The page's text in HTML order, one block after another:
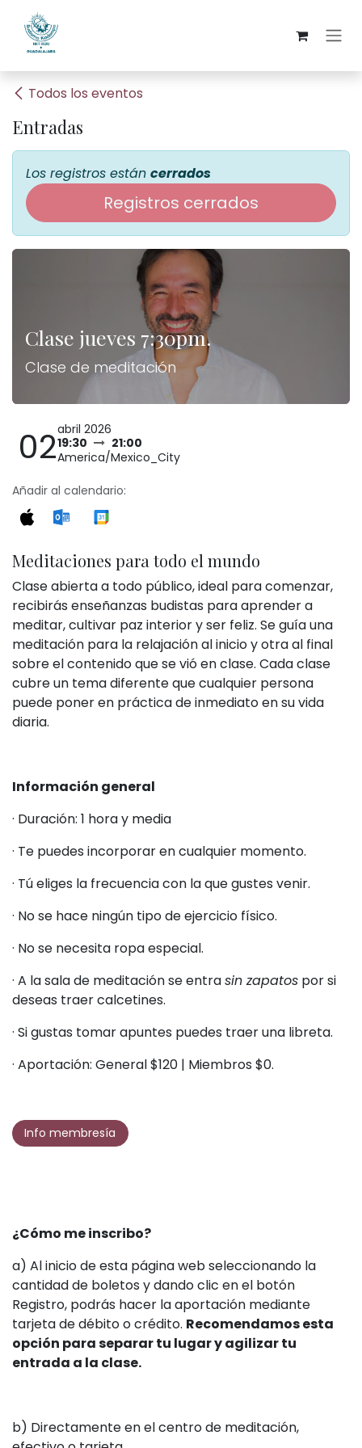
Ir al contenido
Todos los eventos
Entradas
Los registros están cerrados
Registros cerrados
Clase jueves 7:30pm.
Clase de meditación
02abril 2026
19:30
21:00
America/Mexico_City
Añadir al calendario:
Meditaciones para todo el mundo
Clase abierta a todo público, ideal para comenzar,
recibirás enseñanzas budistas para aprender a
meditar, cultivar paz interior y ser feliz. Se guía una
meditación para la relajación al inicio y otra al final
sobre el contenido que se vió en clase. Cada clase
cubre un tema diferente que cualquier persona
puede poner en práctica de inmediato en su vida
diaria.
Información general
· Duración: 1 hora y media
· Te puedes incorporar en cualquier momento.
· Tú eliges la frecuencia con la que gustes venir.
· No se hace ningún tipo de ejercicio físico.
· No se necesita ropa especial.
· A la sala de meditación se entrasin zapatos por si
deseas traer calcetines.
· Si gustas tomar apuntes puedes traer una libreta.
· Aportación: General $120 | Miembros $0.
Info membresía
¿Cómo me inscribo?
a) Al inicio de esta página web seleccionando la
cantidad de boletos y dando clic en el botón
Registro, podrás hacer la aportación mediante
tarjeta de débito o crédito. Recomendamos esta
opción para separar tu lugar y agilizar tu
entrada a la clase.
b) Directamente en el centro de meditación,